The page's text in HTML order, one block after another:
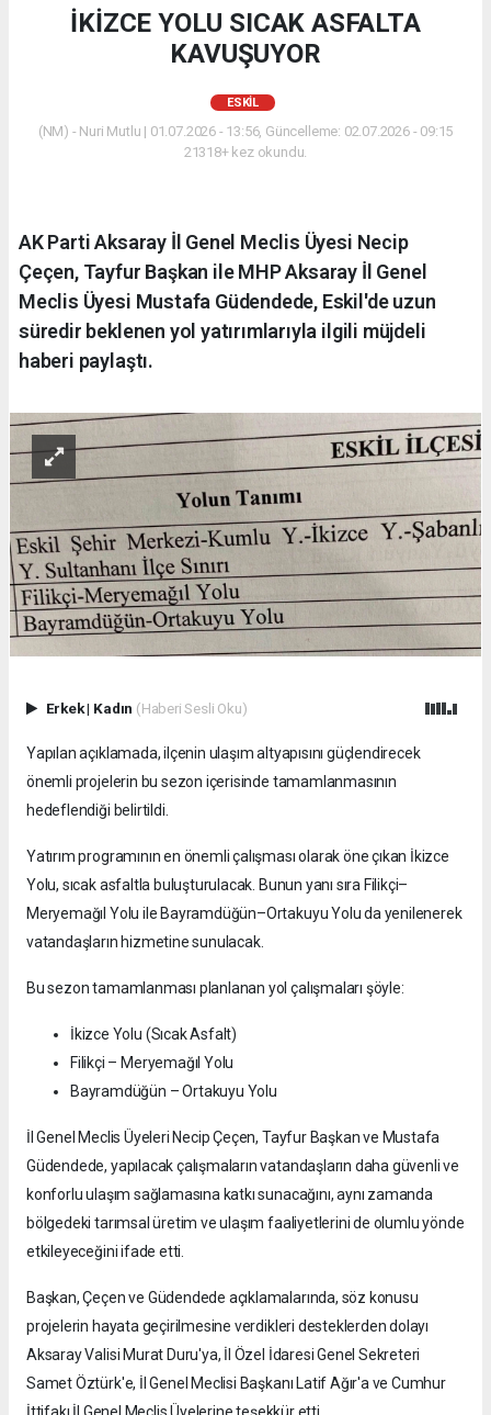
İKİZCE YOLU SICAK ASFALTA
KAVUŞUYOR
ESKİL
(NM) - Nuri Mutlu | 01.07.2026 - 13:56, Güncelleme: 02.07.2026 - 09:15
21318+ kez okundu.
AK Parti Aksaray İl Genel Meclis Üyesi Necip
Çeçen, Tayfur Başkan ile MHP Aksaray İl Genel
Meclis Üyesi Mustafa Güdendede, Eskil'de uzun
süredir beklenen yol yatırımlarıyla ilgili müjdeli
haberi paylaştı.
Erkek| Kadın (Haberi Sesli Oku)
Yapılan açıklamada, ilçenin ulaşım altyapısını güçlendirecek
önemli projelerin bu sezon içerisinde tamamlanmasının
hedeflendiği belirtildi.
Yatırım programının en önemli çalışması olarak öne çıkan İkizce
Yolu, sıcak asfaltla buluşturulacak. Bunun yanı sıra Filikçi–
Meryemağıl Yolu ile Bayramdüğün–Ortakuyu Yolu da yenilenerek
vatandaşların hizmetine sunulacak.
Bu sezon tamamlanması planlanan yol çalışmaları şöyle:
İkizce Yolu (Sıcak Asfalt)
Filikçi – Meryemağıl Yolu
Bayramdüğün – Ortakuyu Yolu
İl Genel Meclis Üyeleri Necip Çeçen, Tayfur Başkan ve Mustafa
Güdendede, yapılacak çalışmaların vatandaşların daha güvenli ve
konforlu ulaşım sağlamasına katkı sunacağını, aynı zamanda
bölgedeki tarımsal üretim ve ulaşım faaliyetlerini de olumlu yönde
etkileyeceğini ifade etti.
Başkan, Çeçen ve Güdendede açıklamalarında, söz konusu
projelerin hayata geçirilmesine verdikleri desteklerden dolayı
Aksaray Valisi Murat Duru'ya, İl Özel İdaresi Genel Sekreteri
Samet Öztürk'e, İl Genel Meclisi Başkanı Latif Ağır'a ve Cumhur